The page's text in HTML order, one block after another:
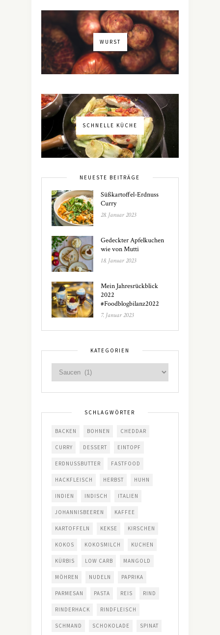
WURST
SCHNELLE KÜCHE
NEUESTE BEITRÄGE
Süßkartoffel-Erdnuss
Curry
28. Januar 2023
Gedeckter Apfelkuchen
wie von Mutti
18. Januar 2023
Mein Jahresrückblick
2022
#Foodblogbilanz2022
7. Januar 2023
KATEGORIEN
SCHLAGWÖRTER
BACKEN BOHNEN CHEDDAR
CURRY DESSERT EINTOPF
ERDNUSSBUTTER FASTFOOD
HACKFLEISCH HERBST HUHN
INDIEN INDISCH ITALIEN
JOHANNISBEEREN KAFFEE
KARTOFFELN KEKSE KIRSCHEN
KOKOS KOKOSMILCH KUCHEN
KÜRBIS LOW CARB MANGOLD
MÖHREN NUDELN PAPRIKA
PARMESAN PASTA REIS RIND
RINDERHACK RINDFLEISCH
SCHMAND SCHOKOLADE SPINAT